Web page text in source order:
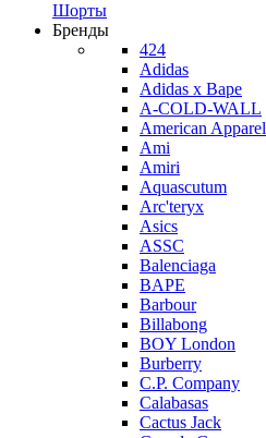
Шорты
Бренды
424
Adidas
Adidas x Bape
A-COLD-WALL
American Apparel
Ami
Amiri
Aquascutum
Arc'teryx
Asics
ASSC
Balenciaga
BAPE
Barbour
Billabong
BOY London
Burberry
C.P. Company
Calabasas
Cactus Jack